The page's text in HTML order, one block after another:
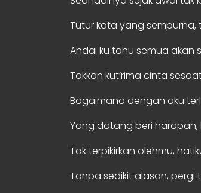
Tutur kata yang sempurna,
Andai ku tahu semua akan
Takkan kut’rima cinta
Bagaimana dengan aku
Yang datang beri
Tak terpikirkan olehmu,
Tanpa sedikit alasan,